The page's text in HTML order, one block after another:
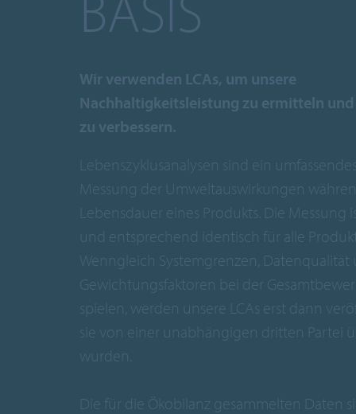
Wir verwenden LCAs, um unsere
Nachhaltigkeitsleistung zu ermitteln
zu verbessern.
Lebenszyklusanalysen sind ein
Messung der Umweltauswirkungen
Lebensdauer eines Produkts. Die Messung
und entsprechend identisch für alle
Wenngleich Systemgrenzen, Datenqualität
Gewichtungsfaktoren bei der
spielen, werden unsere LCAs erst dann
sie von einer unabhängigen dritten Partei
wurden.
Die für die Ökobilanz gesammelten Daten